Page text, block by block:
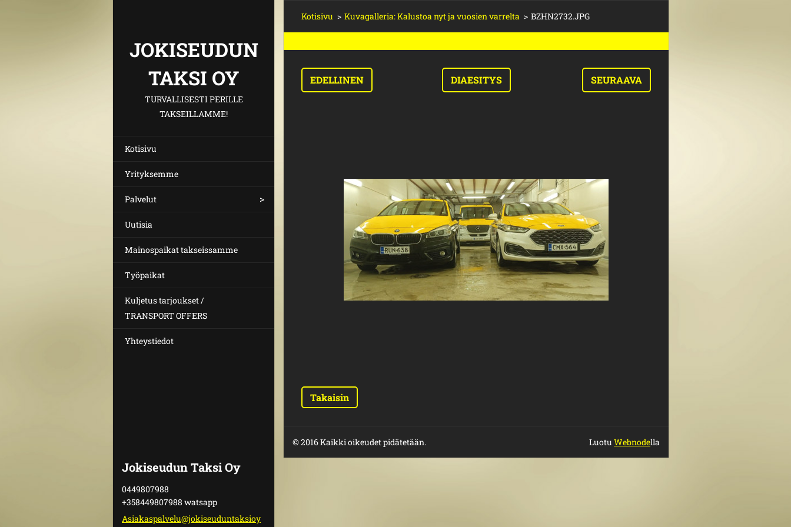
JOKISEUDUN
TAKSI OY
TURVALLISESTI PERILLE
TAKSEILLAMME!
Kotisivu
Yrityksemme
Palvelut
Uutisia
Mainospaikat takseissamme
Työpaikat
Kuljetus tarjoukset /
TRANSPORT OFFERS
Yhteystiedot
Jokiseudun Taksi Oy
0449807988
+358449807988 watsapp
Asiakaspalvelu@jokiseuduntaksioy
Kotisivu > Kuvagalleria: Kalustoa nyt ja vuosien varrelta > BZHN2732.JPG
EDELLINEN DIAESITYS SEURAAVA
Takaisin
© 2016 Kaikki oikeudet pidätetään. LuotuWebnodella